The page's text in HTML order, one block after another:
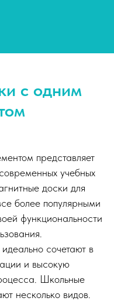
с одним
представляет
учебных
доски для
более популярными
функциональности
сочетают в
и высокую
Школьные
несколько видов.